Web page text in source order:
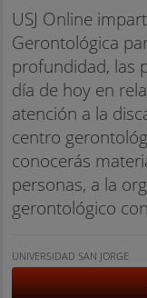
USJ Online
Gerontológica
profundidad, las
día de hoy en
atención a la
centro
conocerás
personas, a la
gerontológico
UNIVERSIDAD SAN JORGE